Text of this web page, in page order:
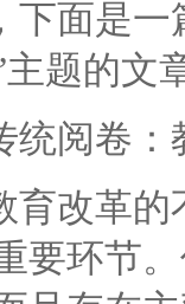
面是一
题的文
阅卷：
改革的
要环节